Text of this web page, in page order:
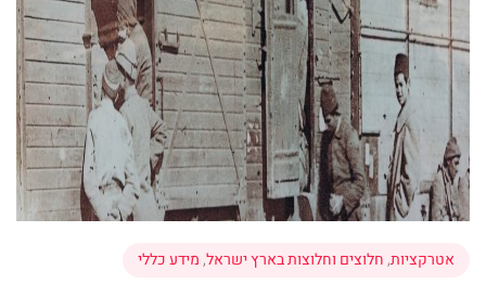
אטרקציות,חלוצים וחלוצות בארץ ישראל,מידע כללי